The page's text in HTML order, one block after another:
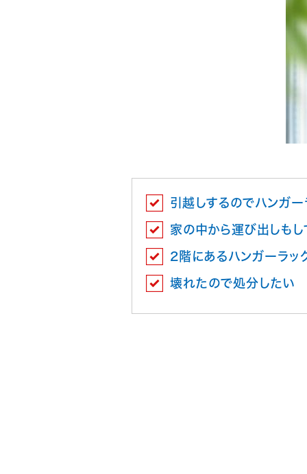
引越しするのでハンガ
家の中から運び出しもし
2階にあるハンガーラッ
壊れたので処分したい